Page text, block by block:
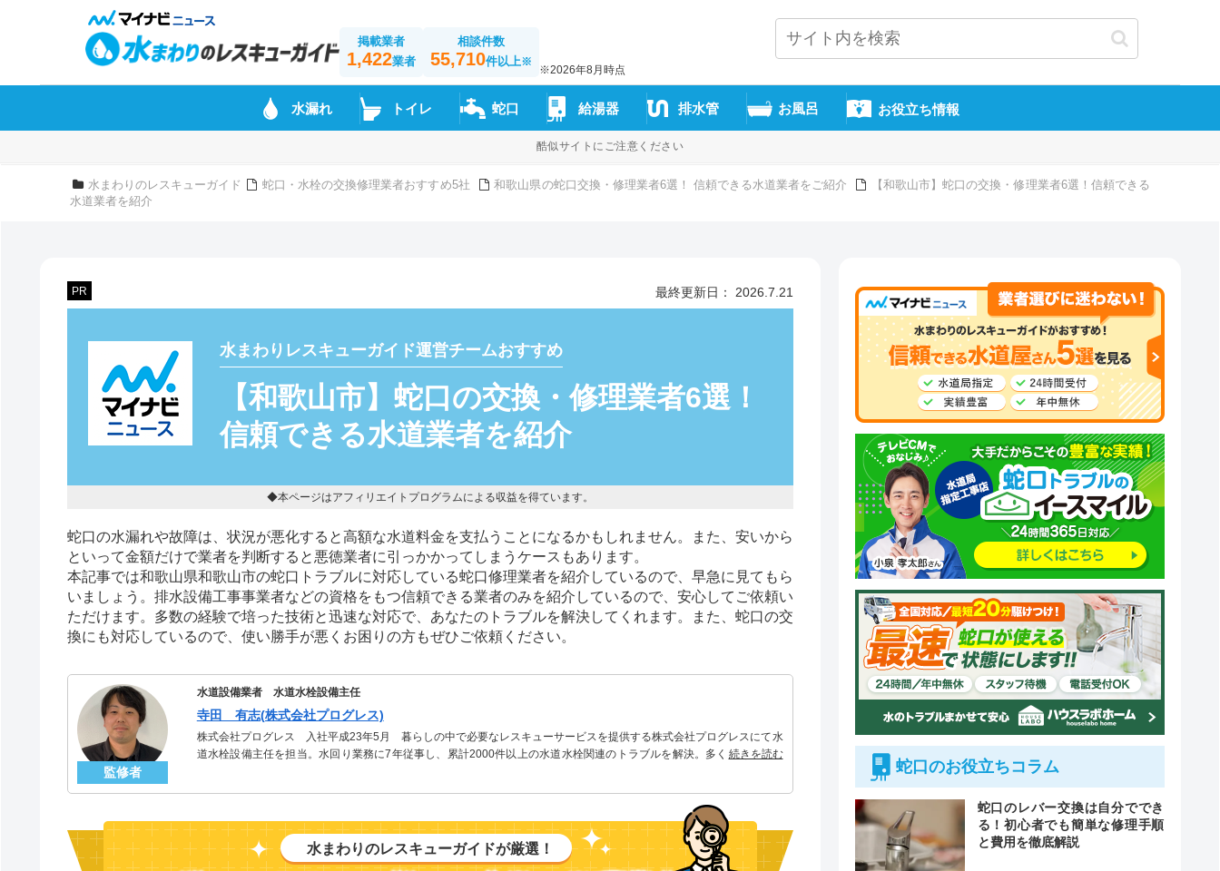
掲載業者
1,422業者
相談件数
55,710件以上※
※2026年8月時点
水漏れ トイレ 蛇口 給湯器 排水管 お風呂 お役立ち情報
酷似サイトにご注意ください
水まわりのレスキューガイド 蛇口・水栓の交換修理業者おすすめ5社 和歌山県の蛇口交換・修理業者6選！ 信頼できる水道業者をご紹介
【和歌山市】蛇口の交換・修理業者6選！信頼できる
水道業者を紹介
PR 最終更新日： 2026.7.21
水まわりレスキューガイド運営チームおすすめ
【和歌山市】蛇口の交換・修理業者6選！
信頼できる水道業者を紹介
◆本ページはアフィリエイトプログラムによる収益を得ています。
蛇口の水漏れや故障は、状況が悪化すると高額な水道料金を支払うことになるかもしれません。また、安いから
といって金額だけで業者を判断すると悪徳業者に引っかかってしまうケースもあります。
本記事では和歌山県和歌山市の蛇口トラブルに対応している蛇口修理業者を紹介しているので、早急に見てもら
いましょう。排水設備工事事業者などの資格をもつ信頼できる業者のみを紹介しているので、安心してご依頼い
ただけます。多数の経験で培った技術と迅速な対応で、あなたのトラブルを解決してくれます。また、蛇口の交
換にも対応しているので、使い勝手が悪くお困りの方もぜひご依頼ください。
監修者
水道設備業者 水道水栓設備主任
寺田 有志(株式会社プログレス)
株式会社プログレス 入社平成23年5月 暮らしの中で必要なレスキューサービスを提供する株式会社プログレスにて水
道水栓設備主任を担当。水回り業務に7年従事し、累計2000件以上の水道水栓関連のトラブルを解決。多くのお客様に
続きを読む
水まわりのレスキューガイドが厳選！
蛇口のお役立ちコラム
蛇口のレバー交換は自分ででき
る！初心者でも簡単な修理手順
と費用を徹底解説